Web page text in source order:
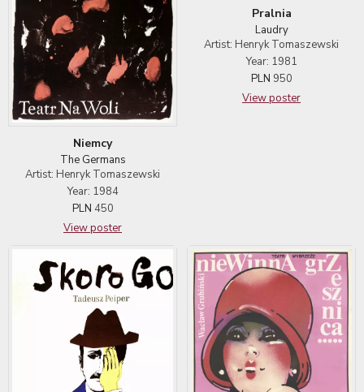
Niemcy
The Germans
Artist: Henryk Tomaszewski
Year: 1984
PLN 450
View poster
Pralnia
Laudry
Artist: Henryk Tomaszewski
Year: 1981
PLN 950
View poster